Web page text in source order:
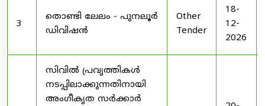
3
തൊണ്ടി ലേലം - പുനലൂർ
ഡിവിഷൻ
Other
Tender
18-
12-
2026
സിവിൽ പ്രവൃത്തികൾ
നടപ്പിലാക്കുന്നതിനായി
അംഗീകൃത സർക്കാർ